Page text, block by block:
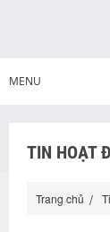
MENU
TIN HOẠT
Trang chủ